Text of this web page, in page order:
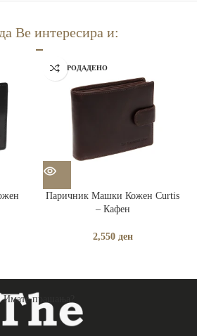
Ве интересира и:
РАСПРОДАДЕНО
Паричник Машки Кожен Curtis
– Кафен
2,550 ден
Имате прашања?